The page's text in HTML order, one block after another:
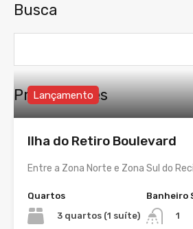
Busca
Propriedades
Lançamento
Ilha do Retiro Boulevard
Entre a Zona Norte e Zona Sul do
Quartos
3 quartos (1 suíte)
Banheiro
1